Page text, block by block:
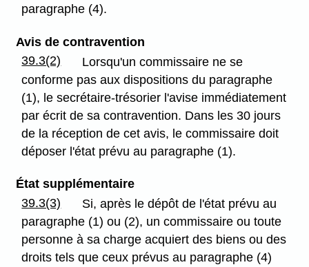
paragraphe (4).
Avis de contravention
39.3(2)
Lorsqu'un commissaire ne se
conforme pas aux dispositions du paragraphe
(1), le secrétaire-trésorier l'avise immédiatement
par écrit de sa contravention. Dans les 30 jours
de la réception de cet avis, le commissaire doit
déposer l'état prévu au paragraphe (1).
État supplémentaire
39.3(3)
Si, après le dépôt de l'état prévu au
paragraphe (1) ou (2), un commissaire ou toute
personne à sa charge acquiert des biens ou des
droits tels que ceux prévus au paragraphe (4)